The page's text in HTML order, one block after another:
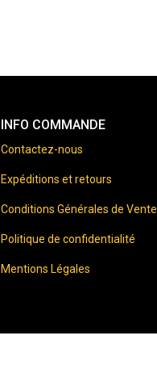
INFO COMMANDE
Contactez-nous
Expéditions et retours
Conditions Générales de Vente
Politique de confidentialité
Mentions Légales